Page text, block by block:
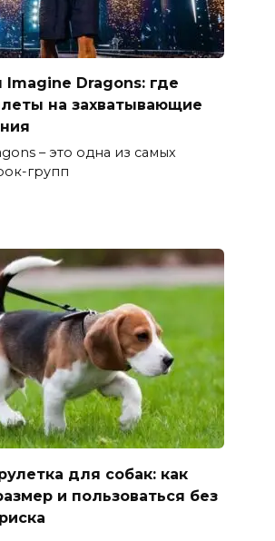
Dragons: где
на захватывающие
– это одна из самых
групп
для собак: как
и пользоваться без